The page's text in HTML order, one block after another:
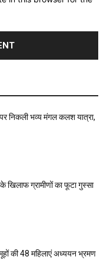
निकली भव्य मंगल कलश यात्रा,
खिलाफ ग्रामीणों का फूटा गुस्सा
की 48 महिलाएं अध्ययन भ्रमण